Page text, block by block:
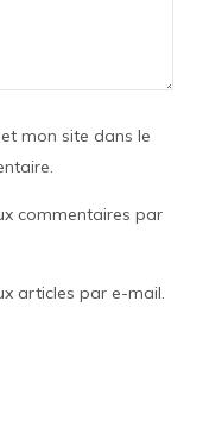
mon site dans le
commentaires par
articles par e-mail.